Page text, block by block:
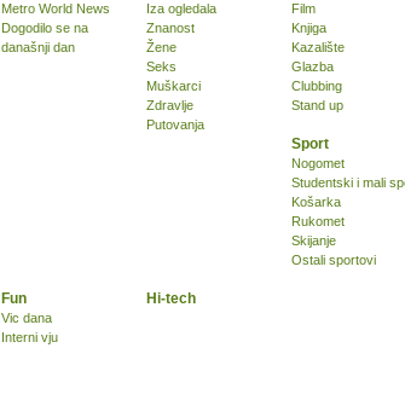
Metro World News
Dogodilo se na
današnji dan
Iza ogledala
Znanost
Žene
Seks
Muškarci
Zdravlje
Putovanja
Film
Knjiga
Kazalište
Glazba
Clubbing
Stand up
Sport
Nogomet
Studentski i mali
Košarka
Rukomet
Skijanje
Ostali sportovi
Fun
Vic dana
Interni vju
Hi-tech